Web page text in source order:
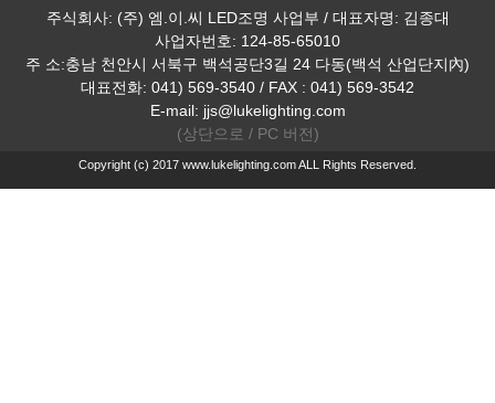
주식회사: (주) 엠.이.씨 LED조명 사업부 / 대표자명: 김종대
사업자번호: 124-85-65010
주 소:충남 천안시 서북구 백석공단3길 24 다동(백석 산업단지內)
대표전화: 041) 569-3540 / FAX : 041) 569-3542
E-mail: jjs@lukelighting.com
(상단으로 / PC 버전)
Copyright (c) 2017 www.lukelighting.com ALL Rights Reserved.